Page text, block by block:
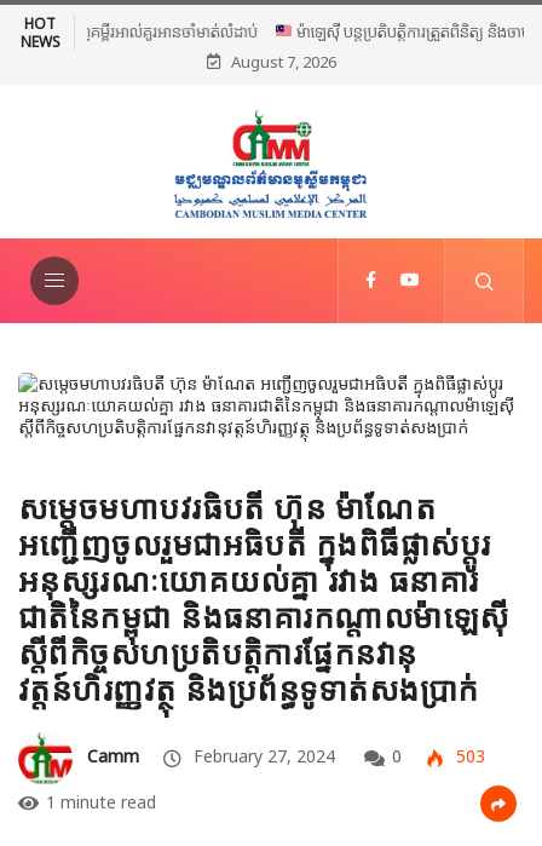
HOT
NEWS
ម៉ាឡេស៊ី បន្តប្រតិបត្តិការត្រួតពិនិត្យ និងចាប់ខ្លួនជនអន្តោប្រវេសន៍ខុស
ច្បាប់ទូទាំងប្រទេស
August 7, 2026
សម្តេចមហាបវរធិបតី ហ៊ុន ម៉ាណែត
អញ្ជើញចូលរួមជាអធិបតី ក្នុងពិធីផ្លាស់ប្តូរ
អនុស្សរណៈយោគយល់គ្នា រវាង ធនាគារ
ជាតិនៃកម្ពុជា និងធនាគារកណ្តាលម៉ាឡេស៊ី
ស្តីពីកិច្ចសហប្រតិបត្តិការផ្នែកនវានុ
វត្តន៍ហិរញ្ញវត្ថុ និងប្រព័ន្ធទូទាត់សងប្រាក់
Camm February 27, 2024 0
503
1 minute read